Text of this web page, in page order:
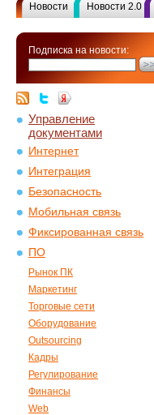
Новости Новости 2.0
Подписка на новости:
Управление
документами
Интернет
Интеграция
Безопасность
Мобильная связь
Фиксированная связь
ПО
Рынок ПК
Маркетинг
Торговые сети
Оборудование
Outsourcing
Кадры
Регулирование
Финансы
Web